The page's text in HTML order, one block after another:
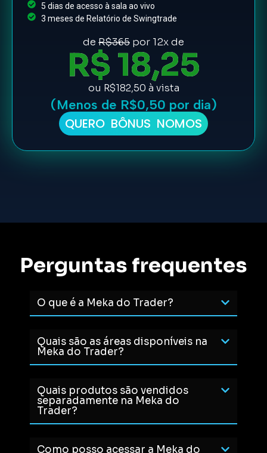
5 dias de acesso à sala ao vivo
3 meses de Relatório de Swingtrade
de R$365 por 12x de
R$ 18,25
ou R$182,50 à vista
(Menos de R$0,50 por dia)
QUERO BÔNUS NOMOS
Perguntas frequentes
O que é a Meka do Trader?
Quais são as áreas disponíveis na
Meka do Trader?
Quais produtos são vendidos
separadamente na Meka do
Trader?
Como posso acessar a Meka do